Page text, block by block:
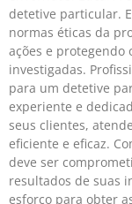
detetive particular.
normas éticas da
ações e protegendo
investigadas.
para um detetive
experiente e
seus clientes,
eficiente e eficaz.
deve ser
resultados de suas
esforço para obter